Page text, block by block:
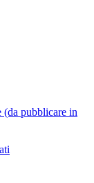
(da pubblicare in